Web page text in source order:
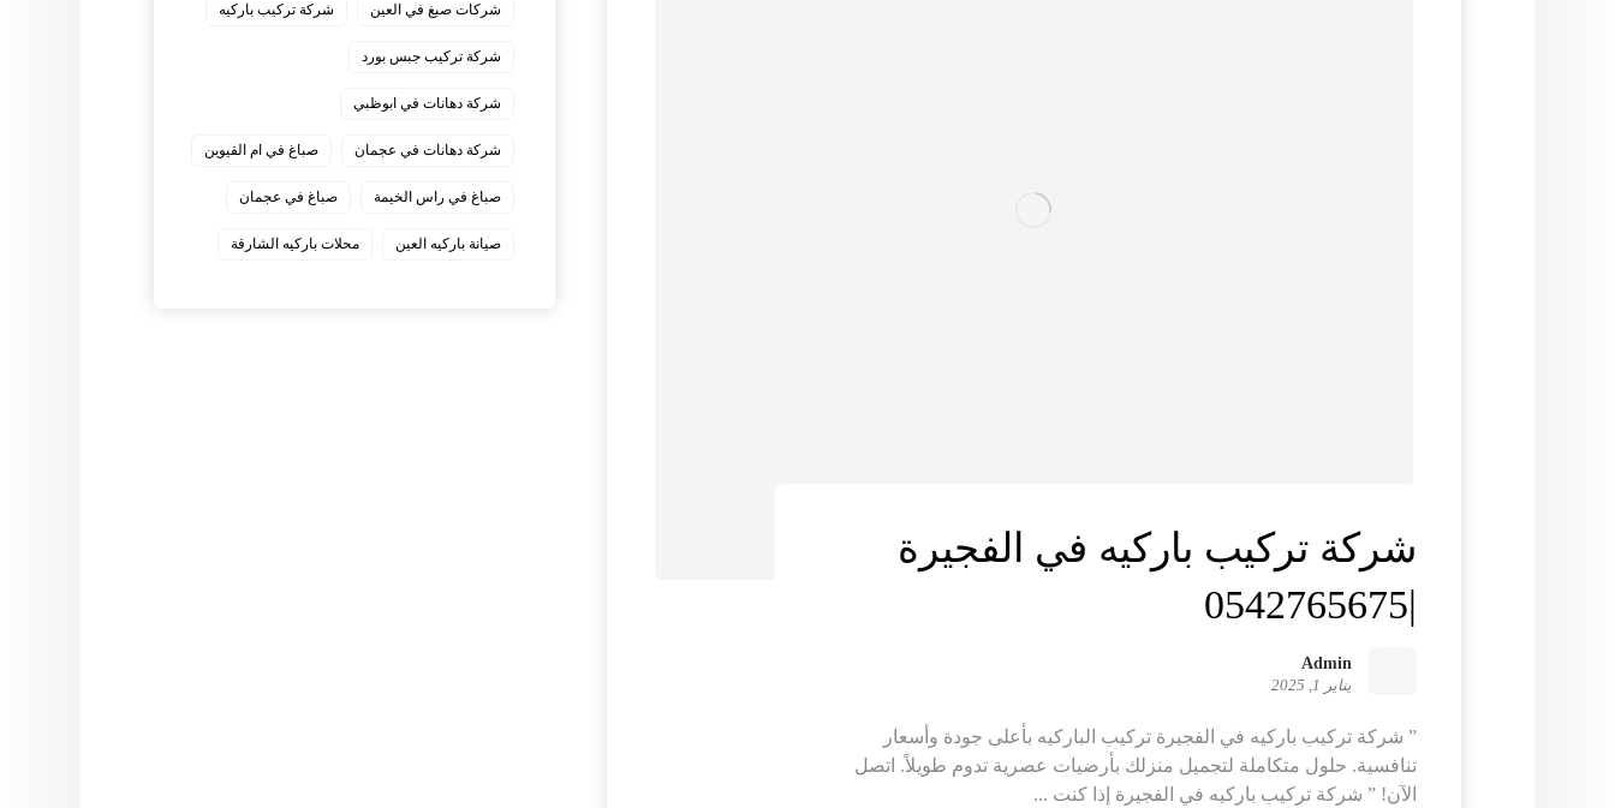
شركة تركيب باركيه في الفجيرة
|0542765675
Admin
يناير 1, 2025
” شركة تركيب باركيه في الفجيرة تركيب الباركيه بأعلى جودة وأسعار
تنافسية. حلول متكاملة لتجميل منزلك بأرضيات عصرية تدوم طويلاً. اتصل
الآن! ” شركة تركيب باركيه في الفجيرة إذا كنت ...
شركات صبغ في العين شركة تركيب باركيه
شركة تركيب جبس بورد
شركة دهانات في ابوظبي
شركة دهانات في عجمان صباغ في ام القيوين
صباغ في راس الخيمة صباغ في عجمان
صيانة باركيه العين محلات باركيه الشارقة